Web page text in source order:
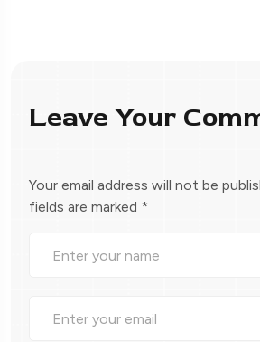
Leave Your
Your email address will not be
fields are marked *